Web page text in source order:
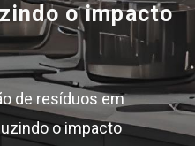
o impacto
de resíduos em
o impacto